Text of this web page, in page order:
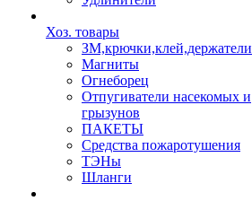
Хоз. товары
ЗМ,крючки,клей,держатели
Магниты
Огнеборец
Отпугиватели насекомых и
грызунов
ПАКЕТЫ
Средства пожаротушения
ТЭНы
Шланги